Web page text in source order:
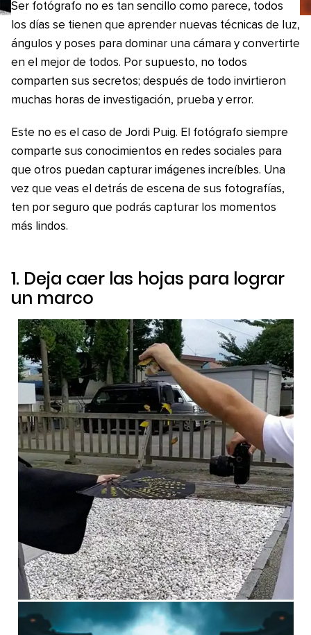
Ser fotógrafo no es tan sencillo como parece, todos
los días se tienen que aprender nuevas técnicas de luz,
ángulos y poses para dominar una cámara y convertirte
en el mejor de todos. Por supuesto, no todos
comparten sus secretos; después de todo invirtieron
muchas horas de investigación, prueba y error.
Este no es el caso de Jordi Puig. El fotógrafo siempre
comparte sus conocimientos en redes sociales para
que otros puedan capturar imágenes increíbles. Una
vez que veas el detrás de escena de sus fotografías,
ten por seguro que podrás capturar los momentos
más lindos.
1. Deja caer las hojas para lograr
un marco